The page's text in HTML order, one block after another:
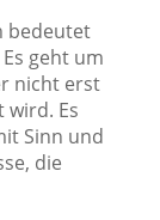
bedeutet
geht um
nicht erst
wird. Es
Sinn und
die